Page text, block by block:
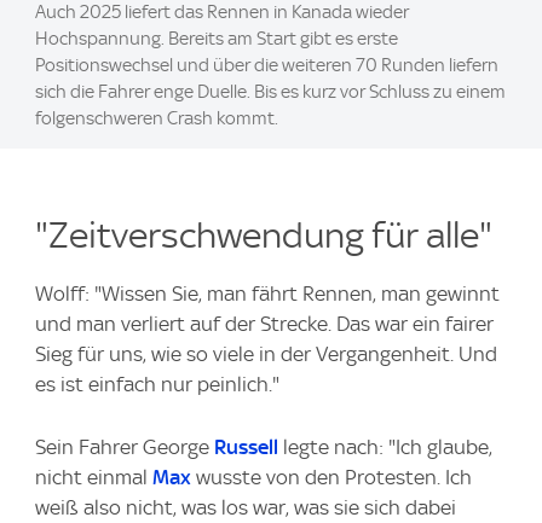
Auch 2025 liefert das Rennen in Kanada wieder
Hochspannung. Bereits am Start gibt es erste
Positionswechsel und über die weiteren 70 Runden liefern
sich die Fahrer enge Duelle. Bis es kurz vor Schluss zu einem
folgenschweren Crash kommt.
"Zeitverschwendung für alle"
Wolff: "Wissen Sie, man fährt Rennen, man gewinnt
und man verliert auf der Strecke. Das war ein fairer
Sieg für uns, wie so viele in der Vergangenheit. Und
es ist einfach nur peinlich."
Sein Fahrer George Russell legte nach: "Ich glaube,
nicht einmal Max wusste von den Protesten. Ich
weiß also nicht, was los war, was sie sich dabei